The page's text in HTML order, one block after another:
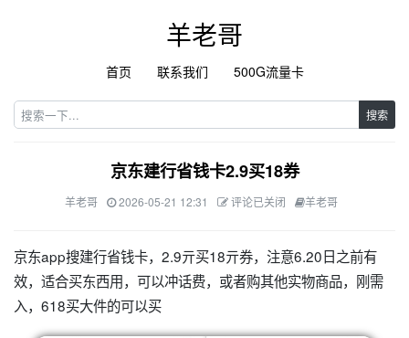
羊老哥
首页 联系我们 500G流量卡
搜索
京东建行省钱卡2.9买18券
羊老哥 2026-05-21 12:31 评论已关闭 羊老哥
京东app搜建行省钱卡，2.9亓买18亓券，注意6.20日之前有
效，适合买东西用，可以冲话费，或者购其他实物商品，刚需
入，618买大件的可以买